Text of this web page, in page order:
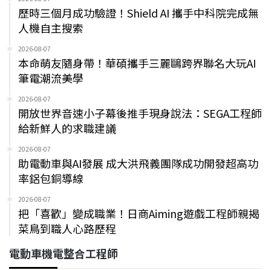
歷時三個月成功驗證！Shield AI 攜手中科院完成無
人機自主搜索
2026-08-07
本命萌友隨身帶！華碩攜手三麗鷗跨界聯名大玩AI
筆電潮流美學
2026-08-07
開放世界音速小子幕後推手現身說法：SEGA工程師
給新鮮人的求職建議
2026-08-07
助電動車與AI發展 成大洪飛義團隊成功開發超高功
率鋁包銅導線
2026-08-07
把「喜歡」變成職業！日商Aiming遊戲工程師親揭
菜鳥到職人心路歷程
電動車機電整合工程師